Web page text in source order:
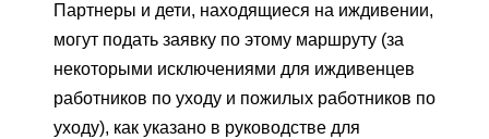
Партнеры и дети, находящиеся на иждивении,
могут подать заявку по этому маршруту (за
некоторыми исключениями для иждивенцев
работников по уходу и пожилых работников по
уходу), как указано в руководстве для